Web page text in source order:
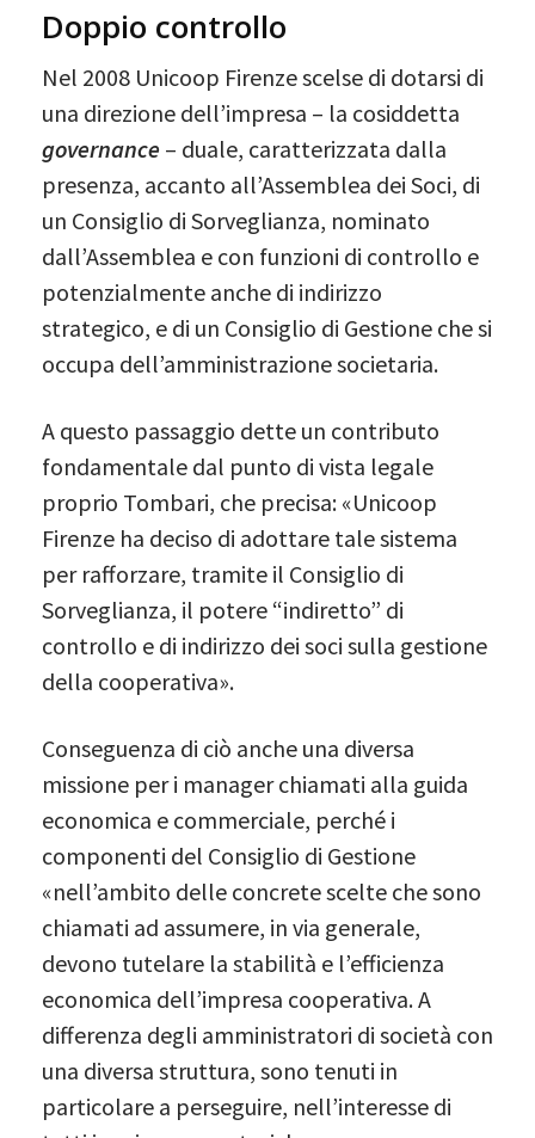
Doppio controllo
Nel 2008 Unicoop Firenze scelse di dotarsi di
una direzione dell’impresa – la cosiddetta
governance – duale, caratterizzata dalla
presenza, accanto all’Assemblea dei Soci, di
un Consiglio di Sorveglianza, nominato
dall’Assemblea e con funzioni di controllo e
potenzialmente anche di indirizzo
strategico, e di un Consiglio di Gestione che si
occupa dell’amministrazione societaria.
A questo passaggio dette un contributo
fondamentale dal punto di vista legale
proprio Tombari, che precisa: «Unicoop
Firenze ha deciso di adottare tale sistema
per rafforzare, tramite il Consiglio di
Sorveglianza, il potere “indiretto” di
controllo e di indirizzo dei soci sulla gestione
della cooperativa».
Conseguenza di ciò anche una diversa
missione per i manager chiamati alla guida
economica e commerciale, perché i
componenti del Consiglio di Gestione
«nell’ambito delle concrete scelte che sono
chiamati ad assumere, in via generale,
devono tutelare la stabilità e l’efficienza
economica dell’impresa cooperativa. A
differenza degli amministratori di società con
una diversa struttura, sono tenuti in
particolare a perseguire, nell’interesse di